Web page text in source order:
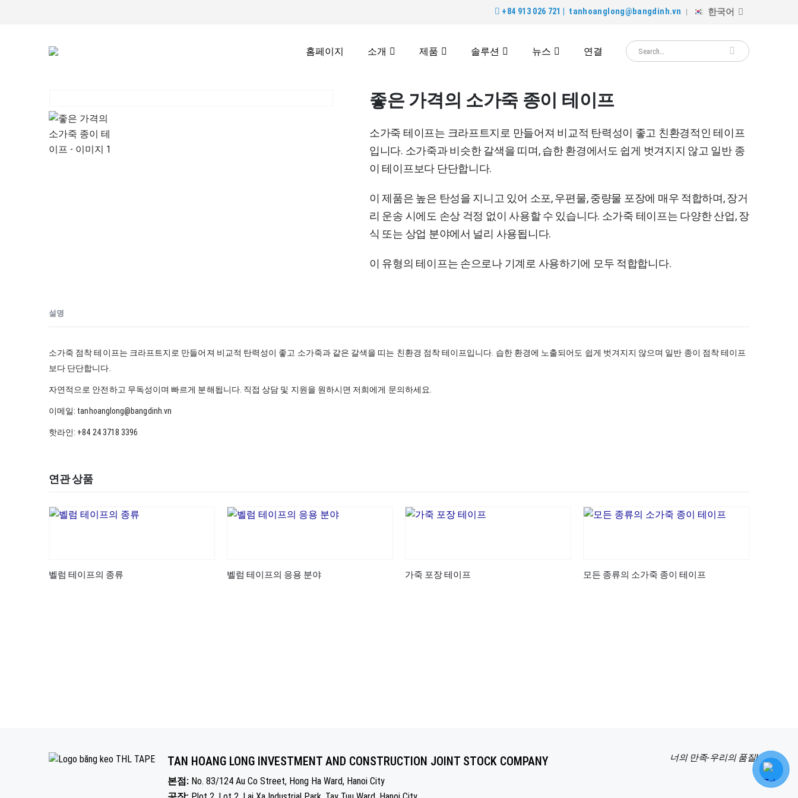
+84 913 026 721 | tanhoanglong@bangdinh.vn 한국어
홈페이지 소개 제품 솔루션 뉴스 연결
좋은 가격의 소가죽 종이 테이프
소가죽 테이프는 크라프트지로 만들어져 비교적 탄력성이 좋고 친환경적인 테이프
입니다. 소가죽과 비슷한 갈색을 띠며, 습한 환경에서도 쉽게 벗겨지지 않고 일반 종
이 테이프보다 단단합니다.
이 제품은 높은 탄성을 지니고 있어 소포, 우편물, 중량물 포장에 매우 적합하며, 장거
리 운송 시에도 손상 걱정 없이 사용할 수 있습니다. 소가죽 테이프는 다양한 산업, 장
식 또는 상업 분야에서 널리 사용됩니다.
이 유형의 테이프는 손으로나 기계로 사용하기에 모두 적합합니다.
설명
소가죽 점착 테이프는 크라프트지로 만들어져 비교적 탄력성이 좋고 소가죽과 같은 갈색을 띠는 친환경 점착 테이프입니다. 습한 환경에 노출되어도 쉽게 벗겨지지 않으며 일반 종이 점착 테이프
보다 단단합니다.
자연적으로 안전하고 무독성이며 빠르게 분해됩니다. 직접 상담 및 지원을 원하시면 저희에게 문의하세요.
이메일: tanhoanglong@bangdinh.vn
핫라인: +84 24 3718 3396
연관 상품
벨럼 테이프의 종류 벨럼 테이프의 응용 분야 가죽 포장 테이프 모든 종류의 소가죽 종이 테이프
TAN HOANG LONG INVESTMENT AND CONSTRUCTION JOINT STOCK COMPANY
본점: No. 83/124 Au Co Street, Hong Ha Ward, Hanoi City
너의 만족-우리의 품질!